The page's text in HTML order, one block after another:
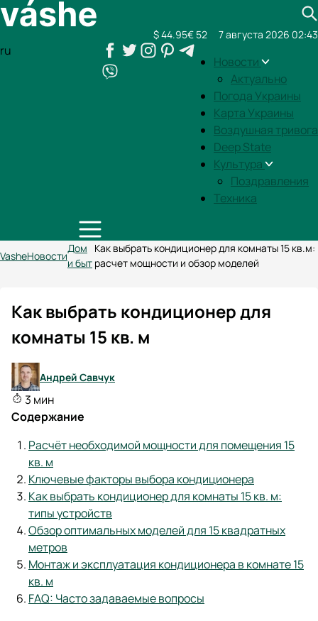
ru
Новости
Актуально
Погода Украины
Карта Украины
Воздушная тривога
Deep State
Культура
Поздравления
Техника
$ 44.95€ 52 7 августа 2026 02:43
VasheНовости
Дом
и быт
Как выбрать кондиционер для комнаты 15 кв.м:
расчет мощности и обзор моделей
Как выбрать кондиционер для
комнаты 15 кв. м
Андрей Савчук
3 мин
Содержание
Расчёт необходимой мощности для помещения 15
кв. м
Ключевые факторы выбора кондиционера
Как выбрать кондиционер для комнаты 15 кв. м:
типы устройств
Обзор оптимальных моделей для 15 квадратных
метров
Монтаж и эксплуатация кондиционера в комнате 15
кв. м
FAQ: Часто задаваемые вопросы